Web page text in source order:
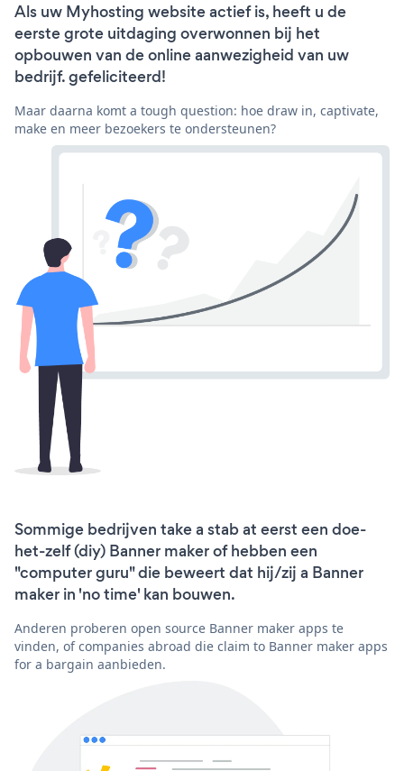
Als uw Myhosting website actief is, heeft u de
eerste grote uitdaging overwonnen bij het
opbouwen van de online aanwezigheid van uw
bedrijf. gefeliciteerd!
Maar daarna komt a tough question: hoe draw in, captivate,
make en meer bezoekers te ondersteunen?
Sommige bedrijven take a stab at eerst een doe-
het-zelf (diy) Banner maker of hebben een
"computer guru" die beweert dat hij/zij a Banner
maker in 'no time' kan bouwen.
Anderen proberen open source Banner maker apps te
vinden, of companies abroad die claim to Banner maker apps
for a bargain aanbieden.